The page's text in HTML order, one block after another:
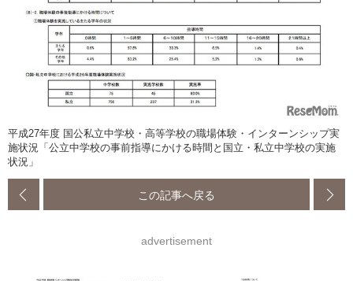
平成27年度 国公私立中学校・高等学校の職場体験・インターンシップ実
施状況「公立中学校の事前指導にかける時間と国立・私立中学校の実施
状況」
この記事へ戻る
advertisement